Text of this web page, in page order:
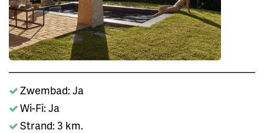
Zwembad: Ja
Wi-Fi: Ja
Strand: 3 km.